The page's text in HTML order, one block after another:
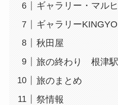
ギャラリー・マルヒ
ギャラリーKINGYO
秋田屋
旅の終わり 根津駅
旅のまとめ
祭情報